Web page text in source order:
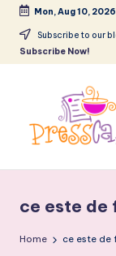
Skip
Mon, Aug 10, 2026
Subscribe to our
Subscribe Now!
e
s
urbane
ce este de
Home ce este de